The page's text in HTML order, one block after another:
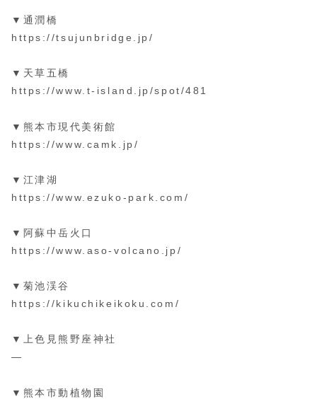
▼通潤橋
https://tsujunbridge.jp/
▼天草五橋
https://www.t-island.jp/spot/481
▼熊本市現代美術館
https://www.camk.jp/
▼江津湖
https://www.ezuko-park.com/
▼阿蘇中岳火口
https://www.aso-volcano.jp/
▼菊池渓谷
https://kikuchikeikoku.com/
▼上色見熊野座神社
—
▼熊本市動植物園